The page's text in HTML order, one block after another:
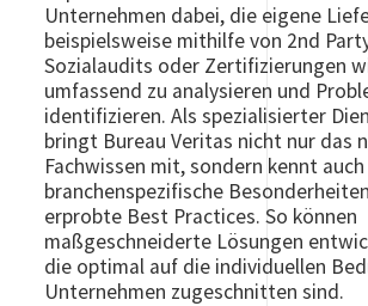
Unternehmen dabei, die eigene
beispielsweise mithilfe von 2nd
Sozialaudits oder Zertifizierungen
umfassend zu analysieren und
identifizieren. Als spezialisierter
bringt Bureau Veritas nicht nur das
Fachwissen mit, sondern kennt auch
branchenspezifische
erprobte Best Practices. So können
maßgeschneiderte Lösungen
die optimal auf die individuellen
Unternehmen zugeschnitten sind.